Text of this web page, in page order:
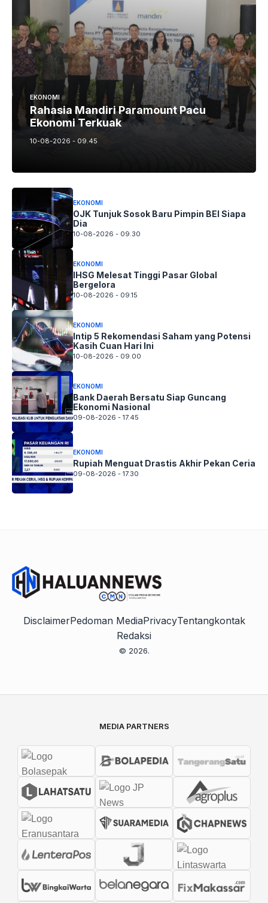
EKONOMI
Rahasia Mandiri Paramount Pacu
Ekonomi Terkuak
10-08-2026 - 09.45
EKONOMI
OJK Tunjuk Sosok Baru Pimpin BEI Siapa
Dia
10-08-2026 - 09.30
EKONOMI
IHSG Melesat Tinggi Pasar Global
Bergelora
10-08-2026 - 09.15
EKONOMI
Intip 5 Rekomendasi Saham yang Potensi
Kasih Cuan Hari Ini
10-08-2026 - 09.00
EKONOMI
Bank Daerah Bersatu Siap Guncang
Ekonomi Nasional
09-08-2026 - 17.45
EKONOMI
Rupiah Menguat Drastis Akhir Pekan Ceria
09-08-2026 - 17.30
DisclaimerPedoman MediaPrivacyTentangkontak
Redaksi
© 2026.
MEDIA PARTNERS